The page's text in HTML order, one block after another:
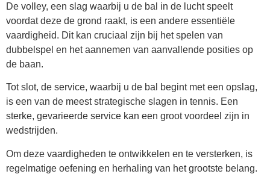
De volley, een slag waarbij u de bal in de lucht speelt
voordat deze de grond raakt, is een andere essentiële
vaardigheid. Dit kan cruciaal zijn bij het spelen van
dubbelspel en het aannemen van aanvallende posities op
de baan.
Tot slot, de service, waarbij u de bal begint met een opslag,
is een van de meest strategische slagen in tennis. Een
sterke, gevarieerde service kan een groot voordeel zijn in
wedstrijden.
Om deze vaardigheden te ontwikkelen en te versterken, is
regelmatige oefening en herhaling van het grootste belang.